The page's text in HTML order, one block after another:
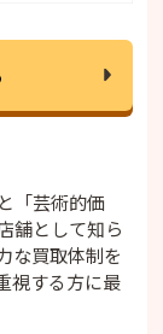
「芸術的価
舗として知ら
な買取体制を
視する方に最